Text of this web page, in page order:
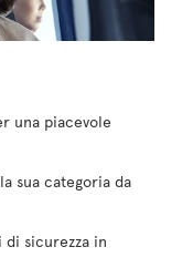
una piacevole
sua categoria da
sicurezza in